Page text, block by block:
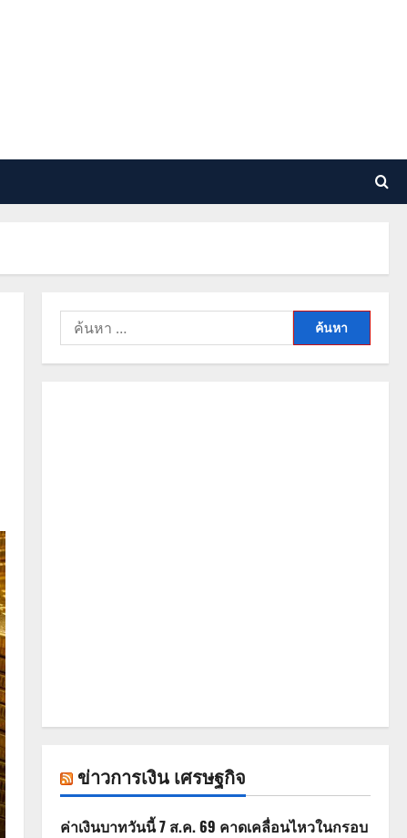
ค้นหา
สำหรับ:
ข่าวการเงิน เศรษฐกิจ
ค่าเงินบาทวันนี้ 7 ส.ค. 69 คาดเคลื่อนไหวในกรอบ